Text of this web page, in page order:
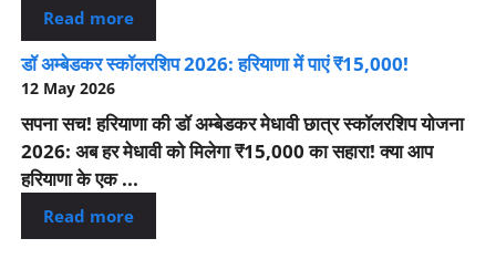
Read more
डॉ अम्बेडकर स्कॉलरशिप 2026: हरियाणा में पाएं ₹15,000!
12 May 2026
सपना सच! हरियाणा की डॉ अम्बेडकर मेधावी छात्र स्कॉलरशिप योजना
2026: अब हर मेधावी को मिलेगा ₹15,000 का सहारा! क्या आप
हरियाणा के एक ...
Read more